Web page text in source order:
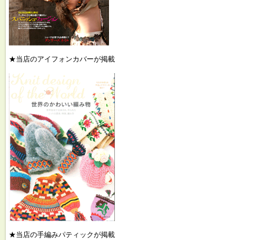
★当店のアイフォンカバーが掲載
★当店の手編みパティックが掲載